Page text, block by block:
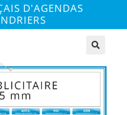
D'AGENDAS